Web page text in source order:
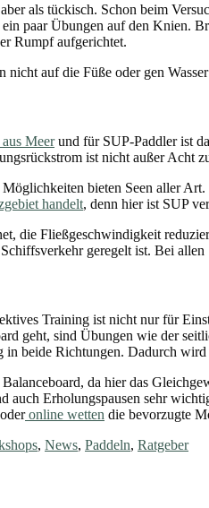
als tückisch. Schon beim
paar Übungen auf den Knien.
Rumpf aufgerichtet.
nicht auf die Füße oder gen
Meerund für SUP-Paddler ist
ist nicht außer Acht
bieten Seen aller
handelt, denn hier ist SUP
die Fließgeschwindigkeit
geregelt ist. Bei
Training ist nicht nur für
geht, sind Übungen wie der
beide Richtungen. Dadurch
da hier das
auch Erholungspausen sehr
online wetten die bevorzugte
, News, Paddeln, Ratgeber